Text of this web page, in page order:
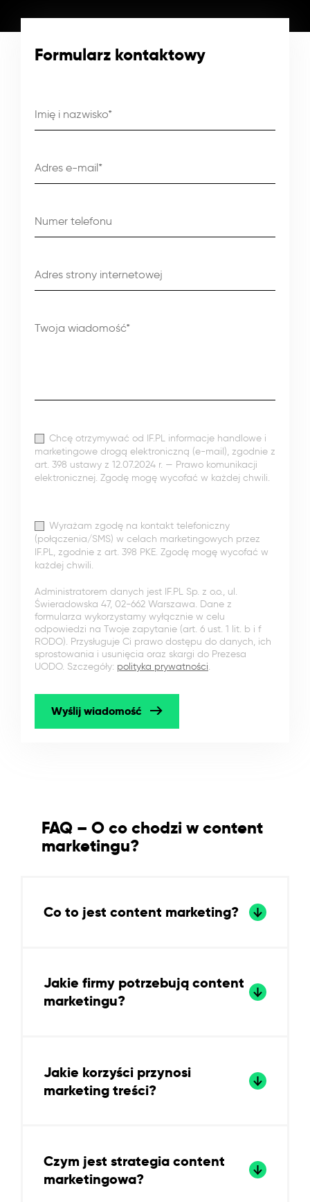
Formularz kontaktowy
Chcę otrzymywać od IF.PL informacje handlowe i
marketingowe drogą elektroniczną (e-mail), zgodnie z
art. 398 ustawy z 12.07.2024 r. — Prawo komunikacji
elektronicznej. Zgodę mogę wycofać w każdej chwili.
Wyrażam zgodę na kontakt telefoniczny
(połączenia/SMS) w celach marketingowych przez
IF.PL, zgodnie z art. 398 PKE. Zgodę mogę wycofać w
każdej chwili.
Administratorem danych jest IF.PL Sp. z o.o., ul.
Świeradowska 47, 02-662 Warszawa. Dane z
formularza wykorzystamy wyłącznie w celu
odpowiedzi na Twoje zapytanie (art. 6 ust. 1 lit. b i f
RODO). Przysługuje Ci prawo dostępu do danych, ich
sprostowania i usunięcia oraz skargi do Prezesa
UODO. Szczegóły: polityka prywatności.
Wyślij wiadomość
FAQ – O co chodzi w content
marketingu?
Co to jest content marketing?
Jakie firmy potrzebują content
marketingu?
Jakie korzyści przynosi
marketing treści?
Czym jest strategia content
marketingowa?